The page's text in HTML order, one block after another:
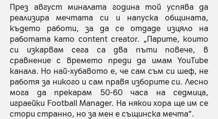
През август миналата година той успява да
реализира мечтата си и напуска общината,
където работи, за да се отдаде изцяло на
работата като content creator. „Парите, които
си изкарвам сега са два пъти повече, в
сравнение с времето преди да имам YouTube
канала. Но най-хубавото е, че сам съм си шеф, не
работя за никого и сам правя изборите си. Лесно
мога да прекарам 50-60 часа на седмица,
играейки Football Manager. На някои хора ще им се
стори странно, но за мен е същинска мечта“.